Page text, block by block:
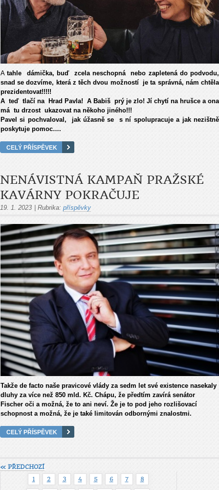
Atahle dámička, buď zcela neschopná nebo zapletená do podvodu,
snad se dozvíme, která z těch dvou možností je ta správná, nám chtěla
prezidentovat!!!!!
A teď tlačí na Hrad Pavla! A Babiš prý je zlo! Jí chytí na hrušce a ona
má tu drzost ukazovat na někoho jiného!!!
Pavel si pochvaloval, jak úžasně se s ní spolupracuje a jak nezištně
poskytuje pomoc….
CELÝ PŘÍSPĚVEK
NENÁVISTNÁ KAMPAŇ PRAŽSKÉ
KAVÁRNY POKRAČUJE
19. 1. 2023 Rubrika: příspěvky
Takže de facto naše pravicové vlády za sedm let své existence nasekaly
dluhy za více než 850 mld. Kč. Chápu, že předtím zavírá senátor
Fischer oči a možná, že to ani neví. Že je to pod jeho rozlišovací
schopnost a možná, že je také limitován odbornými znalostmi.
CELÝ PŘÍSPĚVEK
« PŘEDCHOZÍ
1
2 3 4 5 6 7 8